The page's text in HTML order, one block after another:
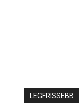
LEGFRISSEBB